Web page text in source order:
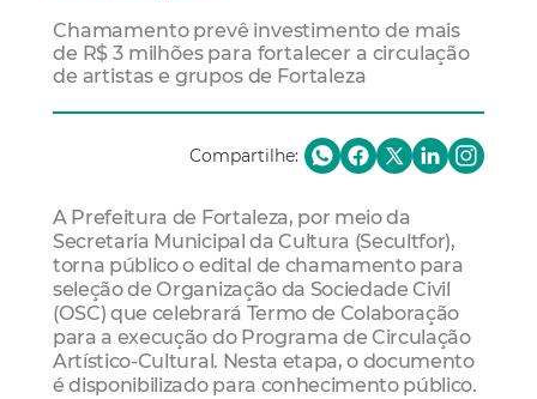
Chamamento prevê investimento de mais
de R$ 3 milhões para fortalecer a circulação
de artistas e grupos de Fortaleza
Compartilhe:
A Prefeitura de Fortaleza, por meio da
Secretaria Municipal da Cultura (Secultfor),
torna público o edital de chamamento para
seleção de Organização da Sociedade Civil
(OSC) que celebrará Termo de Colaboração
para a execução do Programa de Circulação
Artístico-Cultural. Nesta etapa, o documento
é disponibilizado para conhecimento público.